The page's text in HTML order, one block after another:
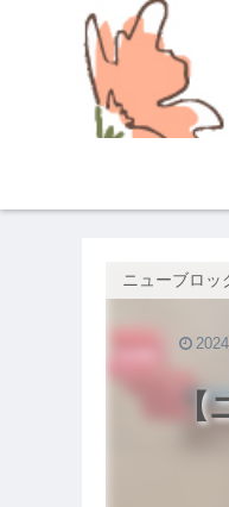
ニューブロッ